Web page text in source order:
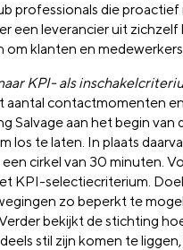
professionals die
een leverancier uit
om klanten en
KPI- als
aantal contactmomenten
Salvage aan het begin
los te laten. In plaats
cirkel van 30 minuten.
KPI-selectiecriterium.
zo beperkt te
bekijkt de stichting
stil zijn komen te